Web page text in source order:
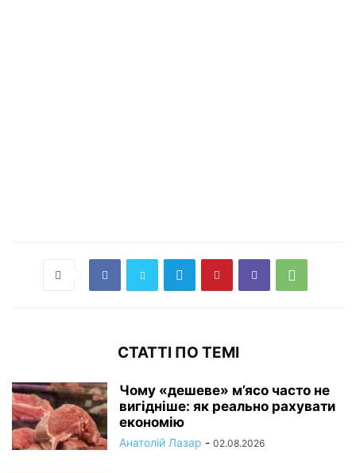
СТАТТІ ПО ТЕМІ
Чому «дешеве» м’ясо часто не
вигідніше: як реально рахувати
економію
Анатолій Лазар - 02.08.2026